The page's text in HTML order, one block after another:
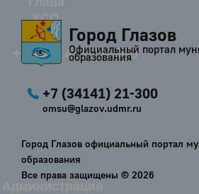
КСО
Дума
+7 (34141) 21-300
Администрация
Город Глазов
Официальный портал
образования
+7 (34141) 21-300
omsu@glazov.udmr.ru
Город Глазов официальный портал
образования
Все права защищены © 2026